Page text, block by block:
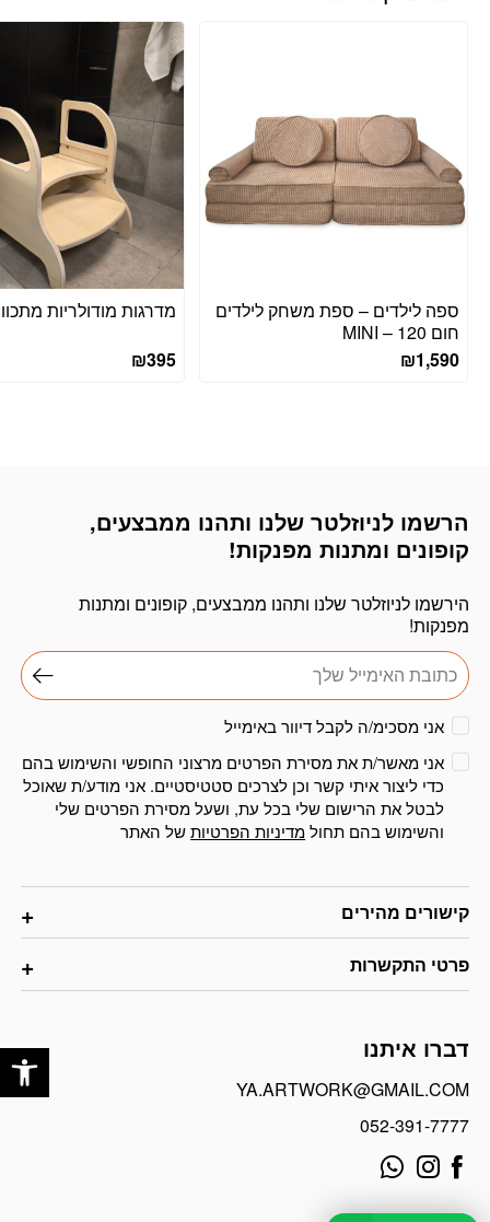
ספה לילדים – ספת משחק לילדים
חום 120 – MINI
₪1,590
מדרגות מודולריות
₪395
קישורים מהירים
פרטי התקשרות
דברו איתנו
YA.ARTWORK@GMAIL.COM
052-391-7777
הרשמו לניוזלטר שלנו ותהנו ממבצעים,
קופונים ומתנות מפנקות!
הירשמו לניוזלטר שלנו ותהנו ממבצעים, קופונים ומתנות
מפנקות!
דוא׳׳ל
אני מסכימ/ה לקבל דיוור באימייל
אני מאשר/ת את מסירת הפרטים מרצוני החופשי והשימוש בהם
כדי ליצור איתי קשר וכן לצרכים סטטיסטיים. אני מודע/ת שאוכל
לבטל את הרישום שלי בכל עת, ושעל מסירת הפרטים שלי
והשימוש בהם תחולמדיניות הפרטיותשל האתר